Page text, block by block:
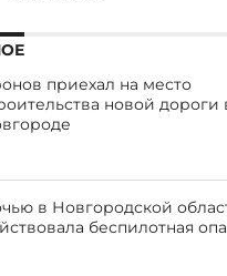
приехал на место
новой дороги
в Новгородской
беспилотная